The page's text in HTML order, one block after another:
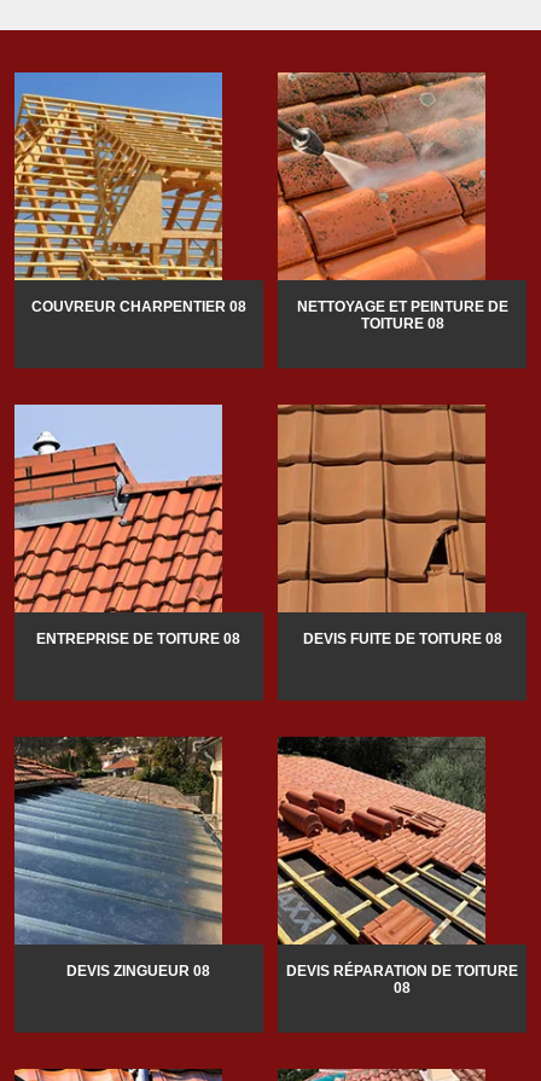
COUVREUR CHARPENTIER 08
NETTOYAGE ET PEINTURE DE
TOITURE 08
ENTREPRISE DE TOITURE 08 DEVIS FUITE DE TOITURE 08
DEVIS ZINGUEUR 08
DEVIS RÉPARATION DE TOITURE
08